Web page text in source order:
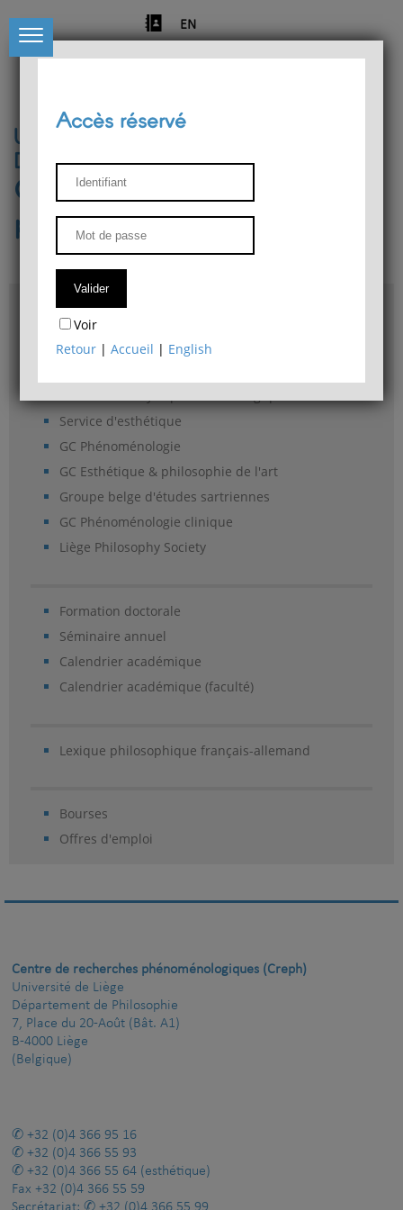
EN
Université de Liège
Département de philosophie
Centre de recherches
phénoménologiques
Accès & plans
Bibliothèque du Département de philosophie
Service d'esthétique
GC Phénoménologie
GC Esthétique & philosophie de l'art
Groupe belge d'études sartriennes
GC Phénoménologie clinique
Liège Philosophy Society
Formation doctorale
Séminaire annuel
Calendrier académique
Calendrier académique (faculté)
Lexique philosophique français-allemand
Bourses
Offres d'emploi
Accès réservé
Voir
Retour |Accueil | English
Centre de recherches phénoménologiques (Creph)
Université de Liège
Département de Philosophie
7, Place du 20-Août (Bât. A1)
B-4000 Liège
(Belgique)
+32 (0)4 366 95 16
+32 (0)4 366 55 93
+32 (0)4 366 55 64 (esthétique)
Fax +32 (0)4 366 55 59